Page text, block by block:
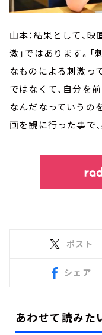
山本：結果として、
激」ではあります。「
なものによる刺激っ
ではなくて、自分を
なんだなっていうの
画を観に行った事で
ポスト
シェア
あわせて読みた